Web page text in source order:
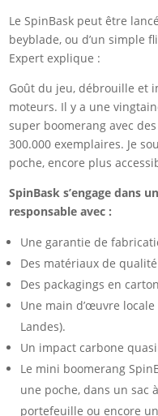
Le SpinBask peut être
beyblade, ou d’un simple
Expert explique :
Goût du jeu, débrouille et
moteurs. Il y a une
super boomerang avec
300.000 exemplaires. Je
poche, encore plus
SpinBask s’engage dans
responsable avec :
Une garantie de
Des matériaux de
Des packagings en
Une main d’œuvre
Landes).
Un impact carbone
Le mini boomerang
une poche, dans un sac
portefeuille ou encore